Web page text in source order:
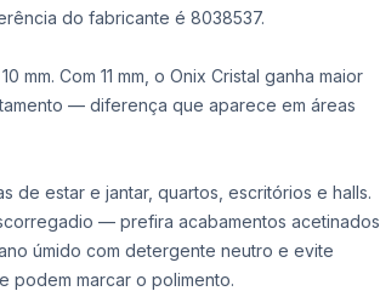
do fabricante é 8038537.
mm. Com 11 mm, o Onix Cristal ganha maior
— diferença que aparece em áreas
de estar e jantar, quartos, escritórios e halls.
— prefira acabamentos acetinados
úmido com detergente neutro e evite
podem marcar o polimento.